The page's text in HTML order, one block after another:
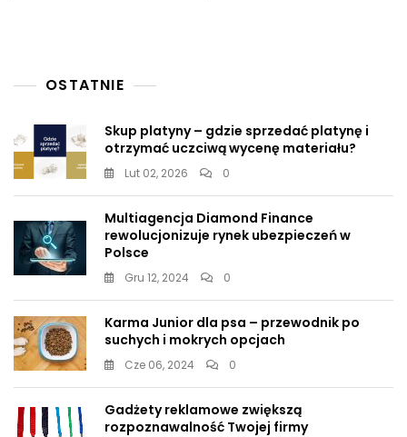
OSTATNIE
Skup platyny – gdzie sprzedać platynę i
otrzymać uczciwą wycenę materiału?
Lut 02, 2026 0
Multiagencja Diamond Finance
rewolucjonizuje rynek ubezpieczeń w
Polsce
Gru 12, 2024 0
Karma Junior dla psa – przewodnik po
suchych i mokrych opcjach
Cze 06, 2024 0
Gadżety reklamowe zwiększą
rozpoznawalność Twojej firmy